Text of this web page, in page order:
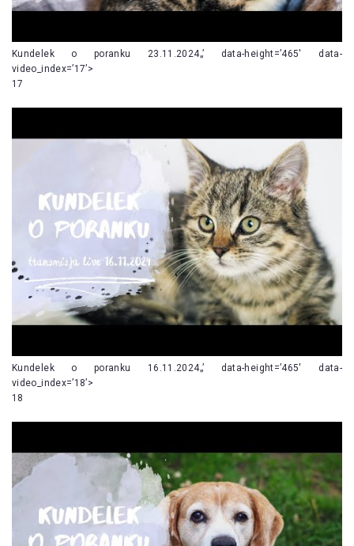
Kundelek o poranku 23.11.2024„’ data-height=’465′ data-
video_index=’17’>
17
Kundelek o poranku 16.11.2024„’ data-height=’465′ data-
video_index=’18’>
18